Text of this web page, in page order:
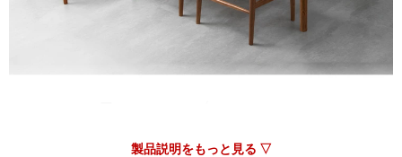
製品説明をもっと見る ▽